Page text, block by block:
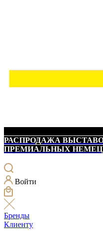
РАСПРОДАЖА
ПРЕМИАЛЬНЫХ
Войти
Бренды
Клиенту